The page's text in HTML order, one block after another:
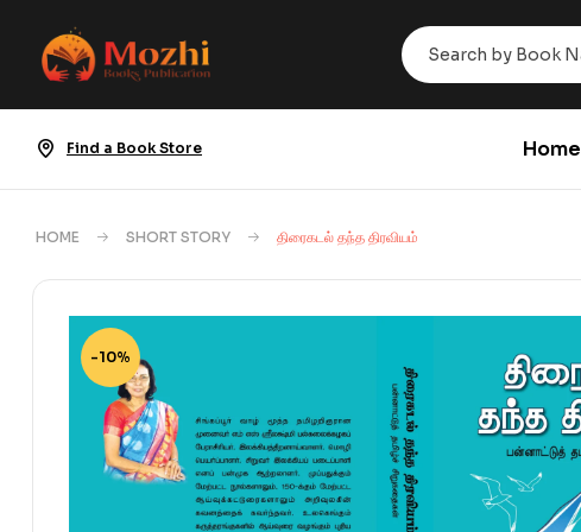
Find a Book Store Home
HOME SHORT STORY திரைகடல் தந்த திரவியம்
-10%